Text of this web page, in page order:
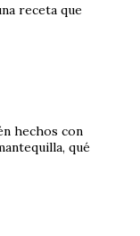
receta que
hechos con
qué